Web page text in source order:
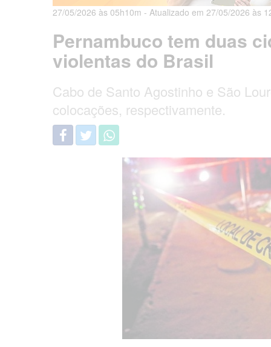
27/05/2026 às 05h10m - Atualizado em 27/05/2026 às
Pernambuco tem duas
violentas do Brasil
Cabo de Santo Agostinho e São
colocações, respectivamente.